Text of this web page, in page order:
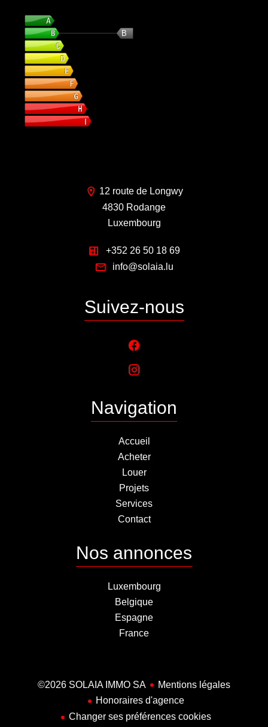
B
12 route de Longwy
4830 Rodange
Luxembourg
+352 26 50 18 69
info@solaia.lu
Suivez-nous
Navigation
Accueil
Acheter
Louer
Projets
Services
Contact
Nos annonces
Luxembourg
Belgique
Espagne
France
©2026 SOLAIA IMMO SA
Mentions légales
Honoraires d'agence
Changer ses préférences cookies